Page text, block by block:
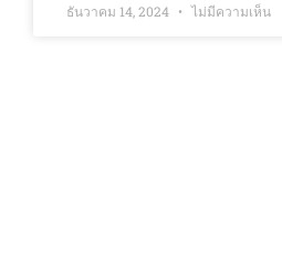
ธันวาคม 14, 2024 ไม่มีความเห็น